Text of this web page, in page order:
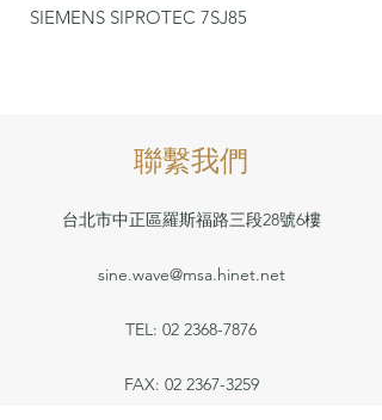
SIEMENS SIPROTEC 7SJ85
​​聯繫我們
台北市中正區羅斯福路三段28號6樓
sine.wave@msa.hinet.net
TEL: 02 2368-7876
FAX: 02 2367-3259